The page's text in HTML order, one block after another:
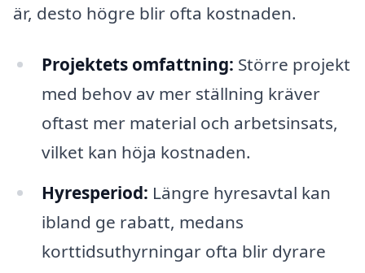
är, desto högre blir ofta kostnaden.
Projektets omfattning: Större projekt
med behov av mer ställning kräver
oftast mer material och arbetsinsats,
vilket kan höja kostnaden.
Hyresperiod: Längre hyresavtal kan
ibland ge rabatt, medans
korttidsuthyrningar ofta blir dyrare